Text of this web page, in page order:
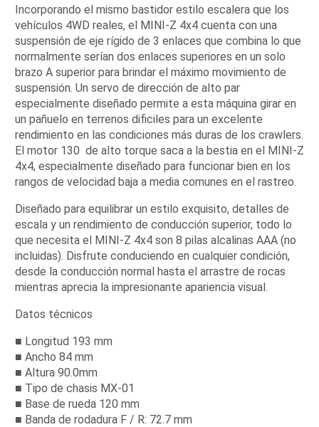
Incorporando el mismo bastidor estilo escalera que los
vehículos 4WD reales, el MINI-Z 4x4 cuenta con una
suspensión de eje rígido de 3 enlaces que combina lo que
normalmente serían dos enlaces superiores en un solo
brazo A superior para brindar el máximo movimiento de
suspensión. Un servo de dirección de alto par
especialmente diseñado permite a esta máquina girar en
un pañuelo en terrenos dificiles para un excelente
rendimiento en las condiciones más duras de los crawlers.
El motor 130 de alto torque saca a la bestia en el MINI-Z
4x4, especialmente diseñado para funcionar bien en los
rangos de velocidad baja a media comunes en el rastreo.
Diseñado para equilibrar un estilo exquisito, detalles de
escala y un rendimiento de conducción superior, todo lo
que necesita el MINI-Z 4x4 son 8 pilas alcalinas AAA (no
incluidas). Disfrute conduciendo en cualquier condición,
desde la conducción normal hasta el arrastre de rocas
mientras aprecia la impresionante apariencia visual.
Datos técnicos
■ Longitud 193 mm
■ Ancho 84 mm
■ Altura 90.0mm
■ Tipo de chasis MX-01
■ Base de rueda 120 mm
■ Banda de rodadura F / R: 72.7 mm